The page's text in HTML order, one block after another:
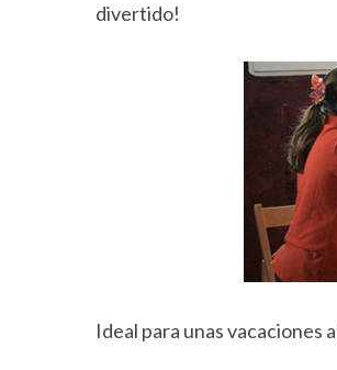
divertido!
Ideal para unas vacaciones a